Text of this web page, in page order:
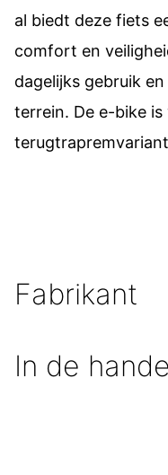
al biedt deze fiets
comfort en
dagelijks gebruik
terrein. De e-bike
Fabrikant
In de